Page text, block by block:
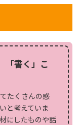
「書く」こ
たくさんの感
と考えていま
にしたものや話